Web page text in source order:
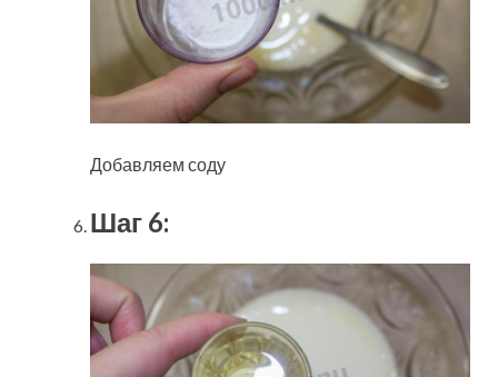
Добавляем соду
Шаг 6: